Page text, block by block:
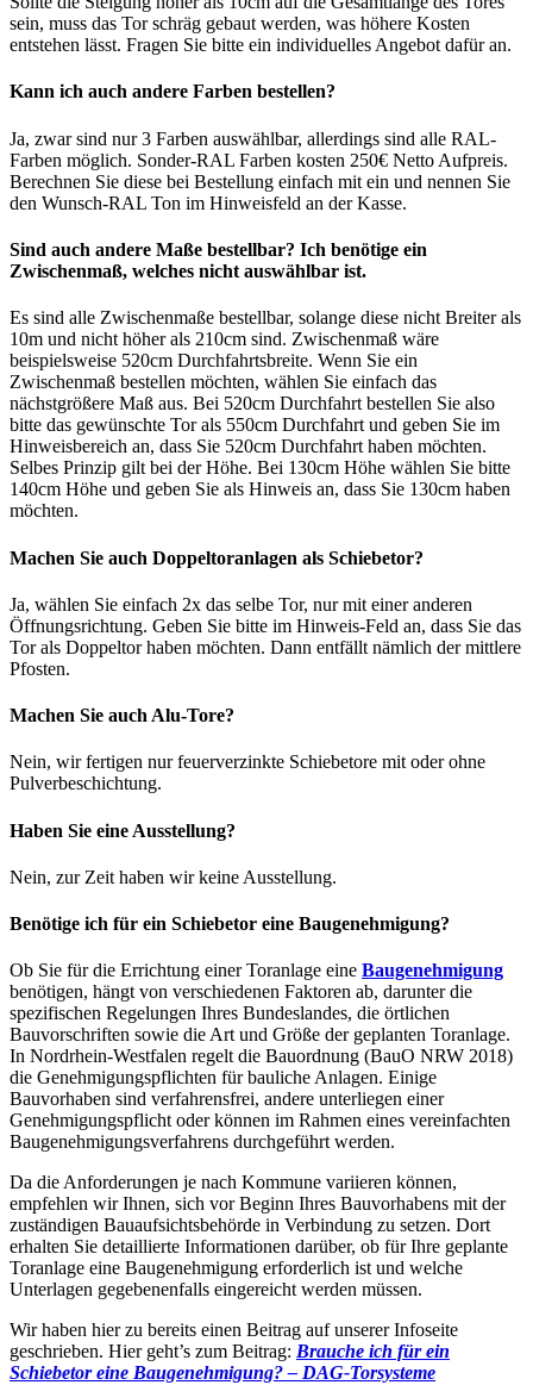
sein, muss das Tor schräg gebaut werden, was höhere Kosten
entstehen lässt. Fragen Sie bitte ein individuelles Angebot dafür an.
Kann ich auch andere Farben bestellen?
Ja, zwar sind nur 3 Farben auswählbar, allerdings sind alle RAL-
Farben möglich. Sonder-RAL Farben kosten 250€ Netto Aufpreis.
Berechnen Sie diese bei Bestellung einfach mit ein und nennen Sie
den Wunsch-RAL Ton im Hinweisfeld an der Kasse.
Sind auch andere Maße bestellbar? Ich benötige ein
Zwischenmaß, welches nicht auswählbar ist.
Es sind alle Zwischenmaße bestellbar, solange diese nicht Breiter als
10m und nicht höher als 210cm sind. Zwischenmaß wäre
beispielsweise 520cm Durchfahrtsbreite. Wenn Sie ein
Zwischenmaß bestellen möchten, wählen Sie einfach das
nächstgrößere Maß aus. Bei 520cm Durchfahrt bestellen Sie also
bitte das gewünschte Tor als 550cm Durchfahrt und geben Sie im
Hinweisbereich an, dass Sie 520cm Durchfahrt haben möchten.
Selbes Prinzip gilt bei der Höhe. Bei 130cm Höhe wählen Sie bitte
140cm Höhe und geben Sie als Hinweis an, dass Sie 130cm haben
möchten.
Machen Sie auch Doppeltoranlagen als Schiebetor?
Ja, wählen Sie einfach 2x das selbe Tor, nur mit einer anderen
Öffnungsrichtung. Geben Sie bitte im Hinweis-Feld an, dass Sie das
Tor als Doppeltor haben möchten. Dann entfällt nämlich der mittlere
Pfosten.
Machen Sie auch Alu-Tore?
Nein, wir fertigen nur feuerverzinkte Schiebetore mit oder ohne
Pulverbeschichtung.
Haben Sie eine Ausstellung?
Nein, zur Zeit haben wir keine Ausstellung.
Benötige ich für ein Schiebetor eine Baugenehmigung?
Ob Sie für die Errichtung einer Toranlage eine Baugenehmigung
benötigen, hängt von verschiedenen Faktoren ab, darunter die
spezifischen Regelungen Ihres Bundeslandes, die örtlichen
Bauvorschriften sowie die Art und Größe der geplanten Toranlage.
In Nordrhein-Westfalen regelt die Bauordnung (BauO NRW 2018)
die Genehmigungspflichten für bauliche Anlagen. Einige
Bauvorhaben sind verfahrensfrei, andere unterliegen einer
Genehmigungspflicht oder können im Rahmen eines vereinfachten
Baugenehmigungsverfahrens durchgeführt werden.
Da die Anforderungen je nach Kommune variieren können,
empfehlen wir Ihnen, sich vor Beginn Ihres Bauvorhabens mit der
zuständigen Bauaufsichtsbehörde in Verbindung zu setzen. Dort
erhalten Sie detaillierte Informationen darüber, ob für Ihre geplante
Toranlage eine Baugenehmigung erforderlich ist und welche
Unterlagen gegebenenfalls eingereicht werden müssen.
Wir haben hier zu bereits einen Beitrag auf unserer Infoseite
geschrieben. Hier geht’s zum Beitrag: Brauche ich für ein
Schiebetor eine Baugenehmigung? – DAG-Torsysteme